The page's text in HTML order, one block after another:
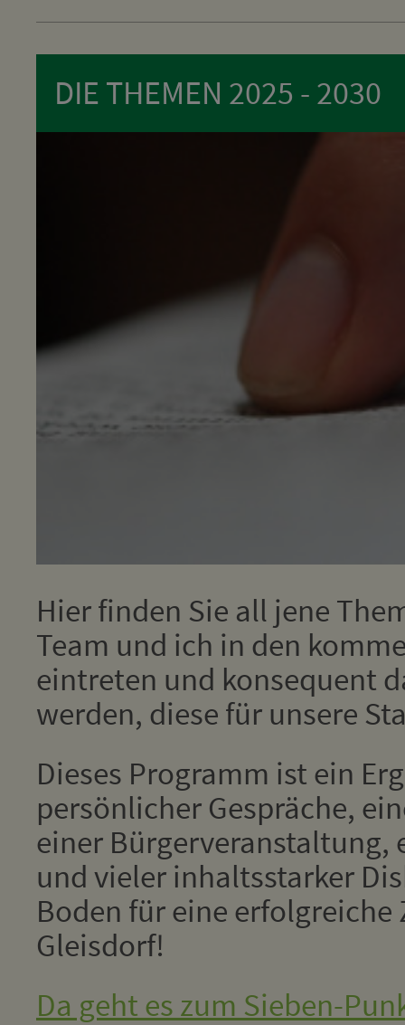
DIE THEMEN 2025 - 2030
Hier finden Sie all jene
Team und ich in den
eintreten und konsequent
werden, diese für unsere
Dieses Programm ist ein
persönlicher Gespräche,
einer Bürgerveranstaltung,
und vieler inhaltsstarker
Boden für eine erfolgreiche
Gleisdorf!
Da geht es zum Sieben-